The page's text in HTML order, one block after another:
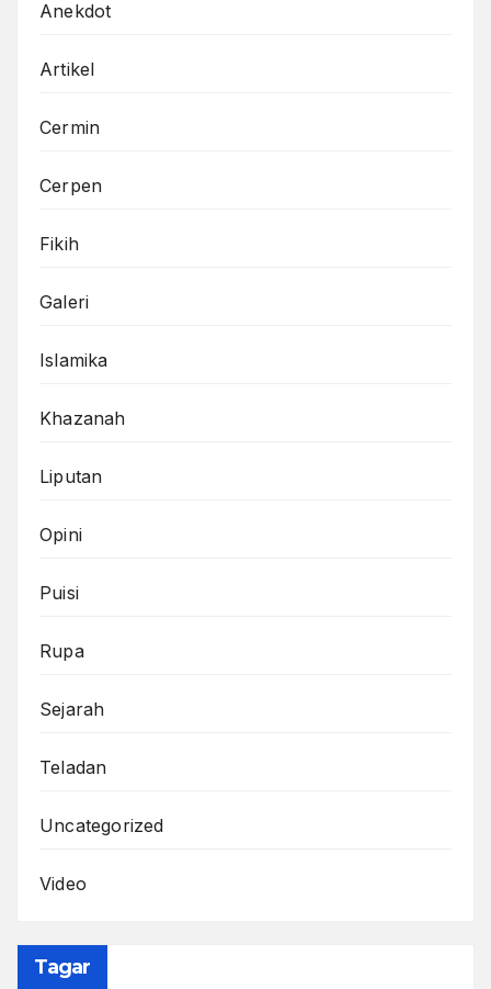
Anekdot
Artikel
Cermin
Cerpen
Fikih
Galeri
Islamika
Khazanah
Liputan
Opini
Puisi
Rupa
Sejarah
Teladan
Uncategorized
Video
Tagar